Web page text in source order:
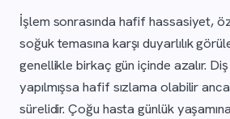
İşlem sonrasında hafif hassasiyet,
soğuk temasına karşı duyarlılık
genellikle birkaç gün içinde azalır.
yapılmışsa hafif sızlama olabilir
sürelidir. Çoğu hasta günlük